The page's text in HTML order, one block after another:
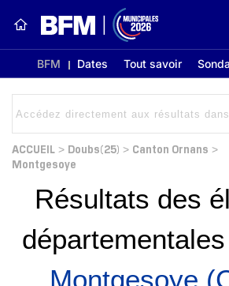
BFM Dates Tout savoir
ACCUEIL > Doubs(25) > Canton Ornans >
Montgesoye
Résultats des
Montgesoye